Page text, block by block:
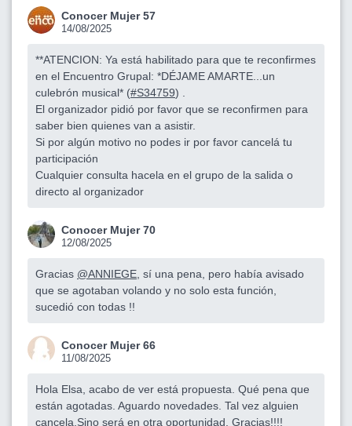
Conocer Mujer 57
14/08/2025
**ATENCION: Ya está habilitado para que te reconfirmes
en el Encuentro Grupal: *DÉJAME AMARTE...un
culebrón musical* (#S34759) .
El organizador pidió por favor que se reconfirmen para
saber bien quienes van a asistir.
Si por algún motivo no podes ir por favor cancelá tu
participación
Cualquier consulta hacela en el grupo de la salida o
directo al organizador
Conocer Mujer 70
12/08/2025
Gracias @ANNIEGE , sí una pena, pero había avisado
que se agotaban volando y no solo esta función,
sucedió con todas !!
Conocer Mujer 66
11/08/2025
Hola Elsa, acabo de ver está propuesta. Qué pena que
están agotadas. Aguardo novedades. Tal vez alguien
cancela.Sino será en otra oportunidad. Gracias!!!!